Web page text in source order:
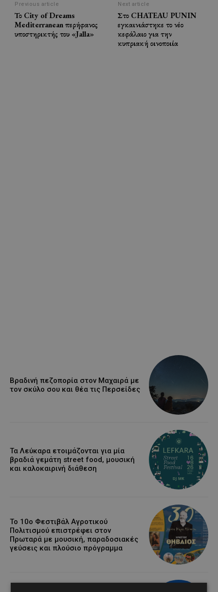
Previous article
Το City of Dreams
Mediterranean περήφανος
υποστηρικτής του «Jalla»
Next article
Στο CHATEAU PUNIN
εγκαινιάστηκε το νέο
κεφάλαιο για την
κυπριακή οινοποιία
Βραδινή πεζοπορία στον Μαχαιρά με
τον σκύλο σου και θέα τις Περσείδες
Τα Λεύκαρα ετοιμάζονται για μία
βραδιά γεμάτη street food, μουσική
και καλοκαιρινή διάθεση
Το 10ο Φεστιβάλ Αγροτικού
Πολιτισμού επιστρέφει στον
Πρωταρά με μουσική, παραδοσιακές
γεύσεις και πλούσιο πρόγραμμα